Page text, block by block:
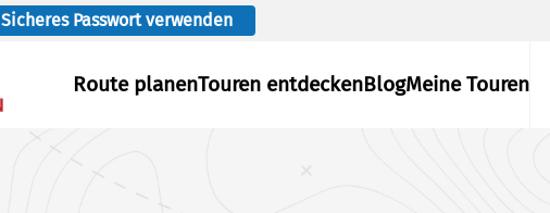
Sicheres Passwort verwenden
Route planenTouren entdeckenBlogMeine Touren